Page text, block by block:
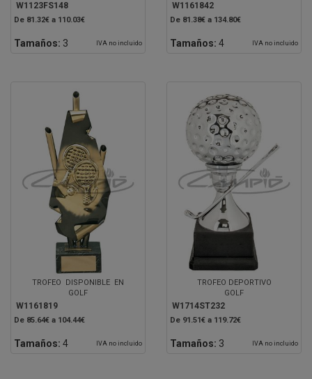
W1123FS148
De 81.32€ a 110.03€
Tamaños: 3 IVA no incluido
W1161842
De 81.38€ a 134.80€
Tamaños: 4 IVA no incluido
TROFEO DISPONIBLE EN
GOLF
W1161819
De 85.64€ a 104.44€
Tamaños: 4 IVA no incluido
TROFEO DEPORTIVO
GOLF
W1714ST232
De 91.51€ a 119.72€
Tamaños: 3 IVA no incluido